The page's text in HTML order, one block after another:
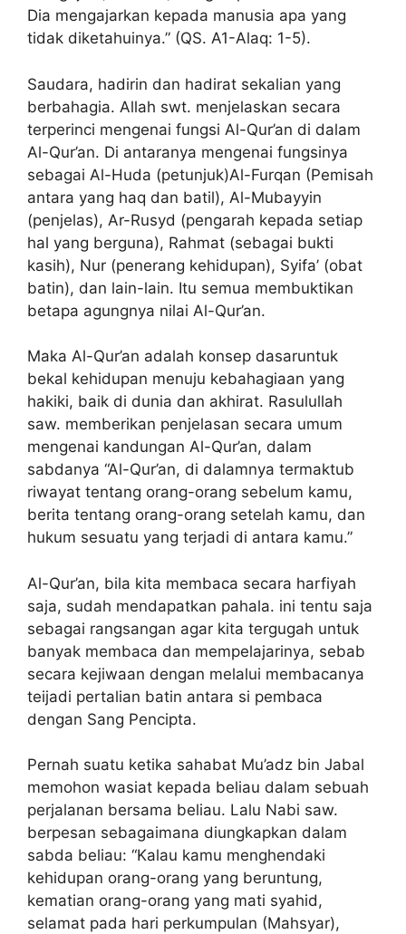
Dia mengajarkan kepada manusia apa yang
tidak diketahuinya.” (QS. A1-Alaq: 1-5).
Saudara, hadirin dan hadirat sekalian yang
berbahagia. Allah swt. menjelaskan secara
terperinci mengenai fungsi Al-Qur’an di dalam
Al-Qur’an. Di antaranya mengenai fungsinya
sebagai Al-Huda (petunjuk)Al-Furqan (Pemisah
antara yang haq dan batil), Al-Mubayyin
(penjelas), Ar-Rusyd (pengarah kepada setiap
hal yang berguna), Rahmat (sebagai bukti
kasih), Nur (penerang kehidupan), Syifa’ (obat
batin), dan lain-lain. Itu semua membuktikan
betapa agungnya nilai Al-Qur’an.
Maka Al-Qur’an adalah konsep dasaruntuk
bekal kehidupan menuju kebahagiaan yang
hakiki, baik di dunia dan akhirat. Rasulullah
saw. memberikan penjelasan secara umum
mengenai kandungan Al-Qur’an, dalam
sabdanya “Al-Qur’an, di dalamnya termaktub
riwayat tentang orang-orang sebelum kamu,
berita tentang orang-orang setelah kamu, dan
hukum sesuatu yang terjadi di antara kamu.”
Al-Qur’an, bila kita membaca secara harfiyah
saja, sudah mendapatkan pahala. ini tentu saja
sebagai rangsangan agar kita tergugah untuk
banyak membaca dan mempelajarinya, sebab
secara kejiwaan dengan melalui membacanya
teijadi pertalian batin antara si pembaca
dengan Sang Pencipta.
Pernah suatu ketika sahabat Mu’adz bin Jabal
memohon wasiat kepada beliau dalam sebuah
perjalanan bersama beliau. Lalu Nabi saw.
berpesan sebagaimana diungkapkan dalam
sabda beliau: “Kalau kamu menghendaki
kehidupan orang-orang yang beruntung,
kematian orang-orang yang mati syahid,
selamat pada hari perkumpulan (Mahsyar),